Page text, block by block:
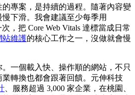
專案，是持續的過程。隨著內容變
下滑。我會建議至少每季用
次，把 Core Web Vitals 達標當成日常
站維護的核心工作之一，沒做就會慢
一個載入快、操作順的網站，不只
轉換也都會跟著回饋。元伸科技
、服務超過 3,000 家企業，在桃園、